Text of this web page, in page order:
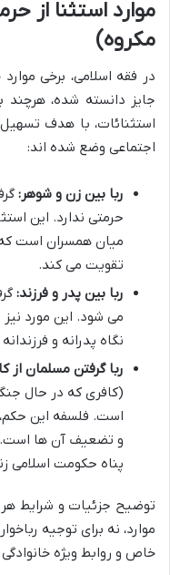
موارد استثنا از
مکروه)
در فقه اسلامی، برخی
جایز دانسته شده، هرچند
استثنائات، با هدف
اجتماعی وضع شده اند:
ربا بین زن و شوهر:
حرمتی ندارد. این
میان همسران است
تقویت می کند.
ربا بین پدر و فرزند:
می شود. این مورد نیز
نگاه پدرانه و
ربا گرفتن مسلمان از
(کافری که در حال
است. فلسفه این
و تضعیف آن ها است.
پناه حکومت اسلامی
توضیح جزئیات و شرایط
موارد، نه برای توجیه
خاص و روابط ویژه